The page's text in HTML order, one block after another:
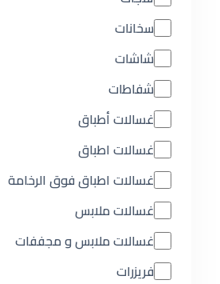
سخانات
شاشات
شفاطات
غسالات أطباق
غسالات اطباق
غسالات اطباق فوق الرخامة
غسالات ملابس
غسالات ملابس و مجففات
فريزرات